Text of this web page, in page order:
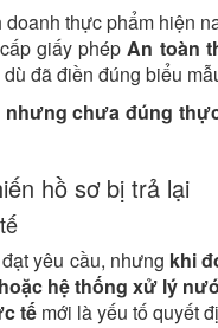
thực phẩm hiện
giấy phépAn toàn
dù đã điền đúng biểu
nhưng chưa đúng
hồ sơ bị trả lại
yêu cầu, nhưng khi
hệ thống xử lý
tế mới là yếu tố quyết